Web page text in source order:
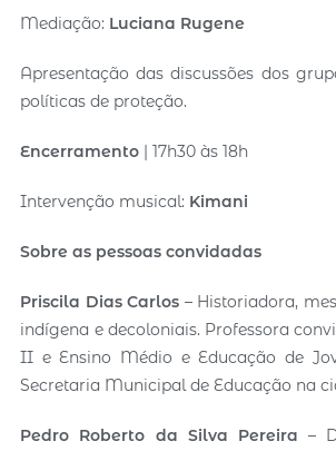
Mediação: Luciana Rugene
Apresentação das discussões dos
políticas de proteção.
Encerramento | 17h30 às 18h
Intervenção musical: Kimani
Sobre as pessoas convidadas
Priscila Dias Carlos – Historiadora,
indígena e decoloniais. Professora
II e Ensino Médio e Educação de
Secretaria Municipal de Educação na
Pedro Roberto da Silva Pereira –